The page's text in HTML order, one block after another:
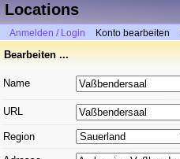
Locations
Anmelden / Login Konto bearbeiten
Bearbeiten ...
Name
URL
Region